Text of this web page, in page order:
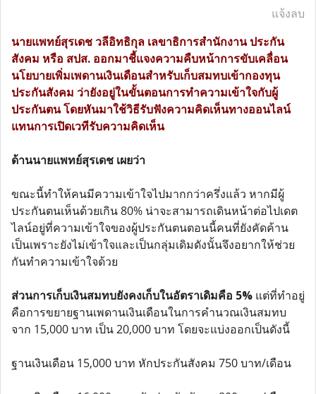
แจ้งลบ
นายแพทย์สุรเดช วลีอิทธิกุล เลขาธิการสำนักงาน ประกัน
สังคม หรือ สปส. ออกมาชี้แจงความคืบหน้าการขับเคลื่อน
นโยบายเพิ่มเพดานเงินเดือนสำหรับเก็บสมทบเข้ากองทุน
ประกันสังคม ว่ายังอยู่ในขั้นตอนการทำความเข้าใจกับผู้
ประกันตน โดยหันมาใช้วิธีรับฟังความคิดเห็นทางออนไลน์
แทนการเปิดเวทีรับความคิดเห็น
ด้านนายแพทย์สุรเดช เผยว่า
ขณะนี้ทำให้คนมีความเข้าใจไปมากกว่าครึ่งแล้ว หากมีผู้
ประกันตนเห็นด้วยเกิน 80% น่าจะสามารถเดินหน้าต่อไปเดต
ไลน์อยู่ที่ความเข้าใจของผู้ประกันตนตอนนี้คนที่ยังคัดค้าน
เป็นเพราะยังไม่เข้าใจและเป็นกลุ่มเดิมดังนั้นจึงอยากให้ช่วย
กันทำความเข้าใจด้วย
ส่วนการเก็บเงินสมทบยังคงเก็บในอัตราเดิมคือ 5% แต่ที่ทำอยู่
คือการขยายฐานเพดานเงินเดือนในการคำนวณเงินสมทบ
จาก 15,000 บาท เป็น 20,000 บาท โดยจะแบ่งออกเป็นดังนี้
ฐานเงินเดือน 15,000 บาท หักประกันสังคม 750 บาท/เดือน